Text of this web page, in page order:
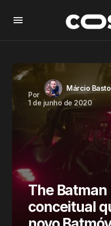
Por
Márcio
1 de junho de 2020
The Batman
conceitual